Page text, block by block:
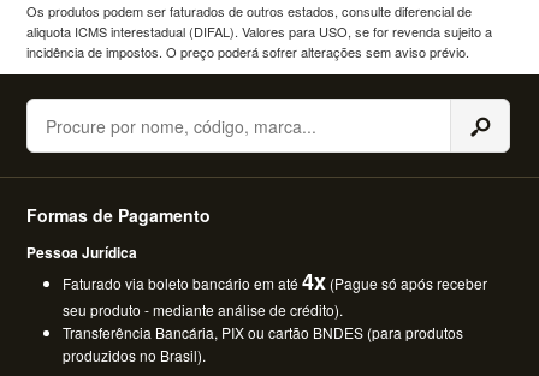
Os produtos podem ser faturados de outros estados, consulte diferencial de
aliquota ICMS interestadual (DIFAL). Valores para USO, se for revenda sujeito a
incidência de impostos. O preço poderá sofrer alterações sem aviso prévio.
Buscar
Formas de Pagamento
Pessoa Jurídica
Faturado via boleto bancário em até4x (Pague só após receber
seu produto - mediante análise de crédito).
Transferência Bancária, PIX ou cartão BNDES (para produtos
produzidos no Brasil).